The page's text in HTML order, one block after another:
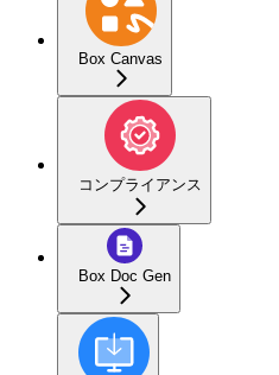
Box Canvas
コンプライアンス
Box Doc Gen